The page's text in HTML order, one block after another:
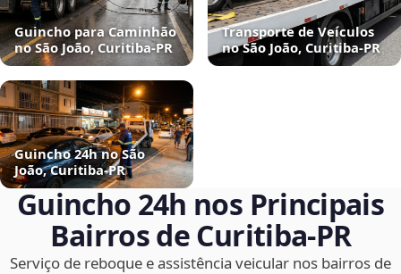
Guincho para Caminhão
no São João, Curitiba‑PR
Transporte de Veículos
no São João, Curitiba‑PR
Guincho 24h no São
João, Curitiba‑PR
Guincho 24h nos Principais
Bairros de Curitiba‑PR
Serviço de reboque e assistência veicular nos bairros de